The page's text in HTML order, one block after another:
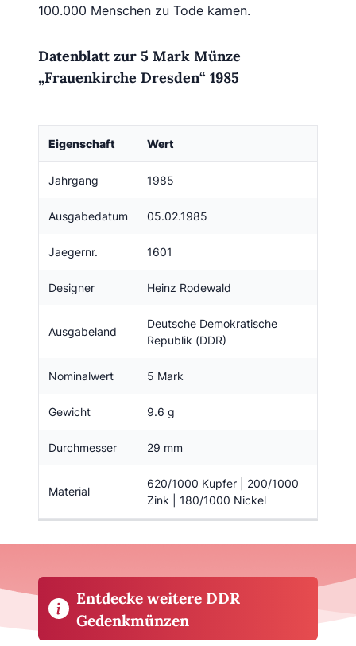
100.000 Menschen zu Tode kamen.
Datenblatt zur 5 Mark Münze
„Frauenkirche Dresden“ 1985
Eigenschaft Wert
Jahrgang 1985
Ausgabedatum 05.02.1985
Jaegernr. 1601
Designer Heinz Rodewald
Ausgabeland
Deutsche Demokratische
Republik (DDR)
Nominalwert 5 Mark
Gewicht 9.6 g
Durchmesser 29 mm
Material
620/1000 Kupfer | 200/1000
Zink | 180/1000 Nickel
Entdecke weitere DDR
Gedenkmünzen